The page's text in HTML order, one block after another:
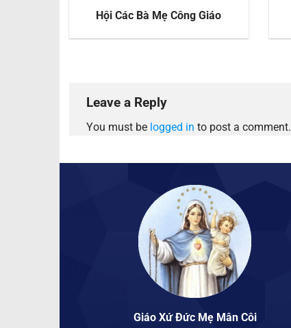
Hội Các Bà Mẹ Công Giáo
Leave a Reply
You must be logged in to post a comment.
Giáo Xứ Đức Mẹ Mân Côi